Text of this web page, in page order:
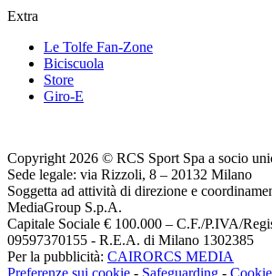
Extra
Le Tolfe Fan-Zone
Biciscuola
Store
Giro-E
Copyright 2026 © RCS Sport Spa a socio
Sede legale: via Rizzoli, 8 – 20132 Milano
Soggetta ad attività di direzione e
MediaGroup S.p.A.
Capitale Sociale € 100.000 – C.F./P.IVA/
09597370155 - R.E.A. di Milano 1302385
Per la pubblicità: CAIRORCS MEDIA
Preferenze sui cookie - Safeguarding -